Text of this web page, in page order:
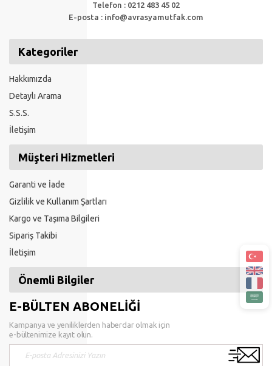
Telefon : 0212 483 45 02
E-posta : info@avrasyamutfak.com
Kategoriler
Hakkımızda
Detaylı Arama
S.S.S.
İletişim
Müşteri Hizmetleri
Garanti ve İade
Gizlilik ve Kullanım Şartları
Kargo ve Taşıma Bilgileri
Sipariş Takibi
İletişim
Önemli Bilgiler
E-BÜLTEN ABONELİĞİ
Kampanya ve yeniliklerden haberdar olmak için
e-bültenimize kayıt olun.